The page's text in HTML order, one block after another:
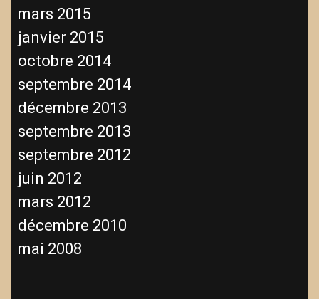
mars 2015
janvier 2015
octobre 2014
septembre 2014
décembre 2013
septembre 2013
septembre 2012
juin 2012
mars 2012
décembre 2010
mai 2008